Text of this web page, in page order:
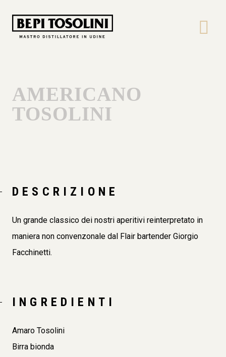
AMERICANO
TOSOLINI
DESCRIZIONE
Un grande classico dei nostri aperitivi reinterpretato in
maniera non convenzonale dal Flair bartender Giorgio
Facchinetti.
INGREDIENTI
Amaro Tosolini
Birra bionda